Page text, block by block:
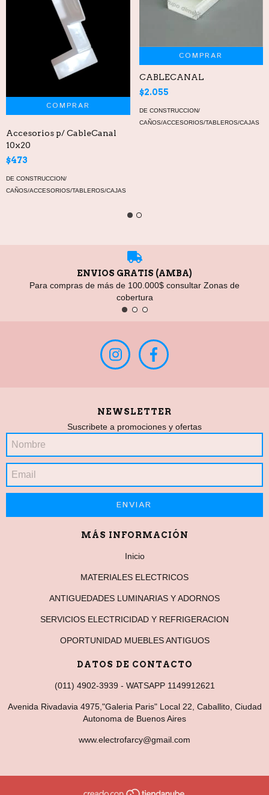
Accesorios p/ CableCanal
10x20
$473
DE CONSTRUCCION/
CAÑOS/ACCESORIOS/TABLEROS/CAJAS
COMPRAR
CABLECANAL
$2.055
DE CONSTRUCCION/
CAÑOS/ACCESORIOS/TABLEROS/CAJAS
ENVIOS GRATIS (AMBA)
Para compras de más de 100.000$ consultar Zonas de
cobertura
NEWSLETTER
Suscribete a promociones y ofertas
MÁS INFORMACIÓN
Inicio
MATERIALES ELECTRICOS
ANTIGUEDADES LUMINARIAS Y ADORNOS
SERVICIOS ELECTRICIDAD Y REFRIGERACION
OPORTUNIDAD MUEBLES ANTIGUOS
DATOS DE CONTACTO
(011) 4902-3939 - WATSAPP 1149912621
Avenida Rivadavia 4975,"Galeria Paris" Local 22, Caballito, Ciudad
Autonoma de Buenos Aires
www.electrofarcy@gmail.com